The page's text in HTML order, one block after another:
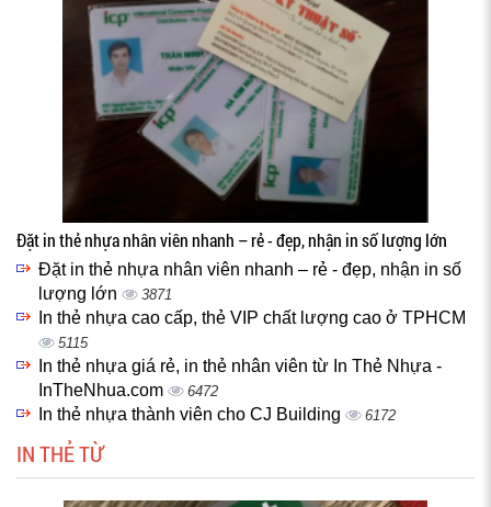
Đặt in thẻ nhựa nhân viên nhanh – rẻ - đẹp, nhận in số lượng lớn
Đặt in thẻ nhựa nhân viên nhanh – rẻ - đẹp, nhận in số
lượng lớn
3871
In thẻ nhựa cao cấp, thẻ VIP chất lượng cao ở TPHCM
5115
In thẻ nhựa giá rẻ, in thẻ nhân viên từ In Thẻ Nhựa -
InTheNhua.com
6472
In thẻ nhựa thành viên cho CJ Building 6172
IN THẺ TỪ